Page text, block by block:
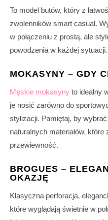
To model butów, który z
zwolenników smart casual.
w połączeniu z prostą, ale
powodzenia w każdej sytuacji.
MOKASYNY – GDY
Męskie mokasyny to idealny
je nosić zarówno do
stylizacji. Pamiętaj, by
naturalnych materiałów, które
przewiewność.
BROGUES –
OKAZJĘ
Klasyczna perforacja,
które wyglądają świetnie w